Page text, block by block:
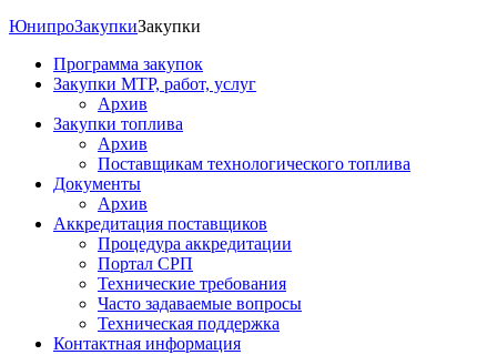
ЮнипроЗакупкиЗакупки
Программа закупок
Закупки МТР, работ, услуг
Архив
Закупки топлива
Архив
Поставщикам технологического топлива
Документы
Архив
Аккредитация поставщиков
Процедура аккредитации
Портал СРП
Технические требования
Часто задаваемые вопросы
Техническая поддержка
Контактная информация